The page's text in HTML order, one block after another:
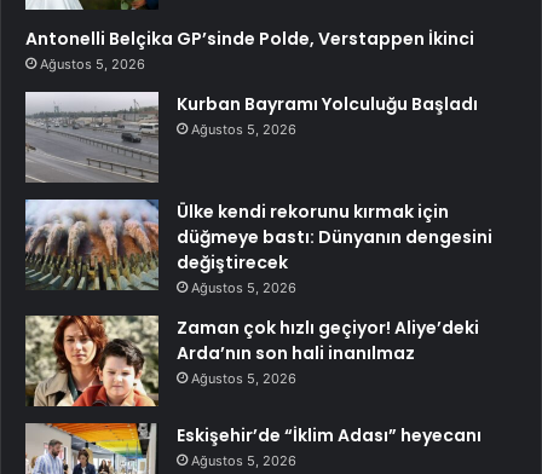
Antonelli Belçika GP’sinde Polde, Verstappen İkinci
Ağustos 5, 2026
Kurban Bayramı Yolculuğu Başladı
Ağustos 5, 2026
Ülke kendi rekorunu kırmak için
düğmeye bastı: Dünyanın dengesini
değiştirecek
Ağustos 5, 2026
Zaman çok hızlı geçiyor! Aliye’deki
Arda’nın son hali inanılmaz
Ağustos 5, 2026
Eskişehir’de “İklim Adası” heyecanı
Ağustos 5, 2026